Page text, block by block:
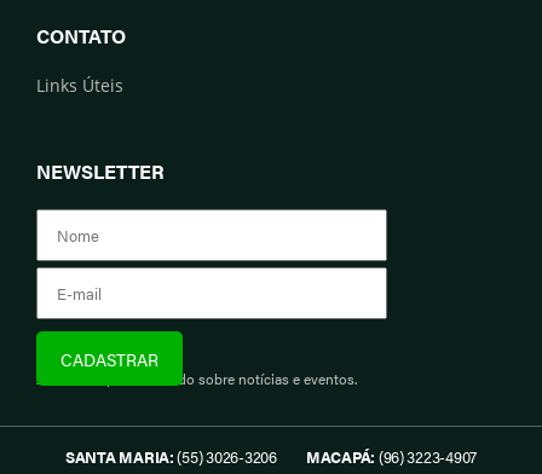
CONTATO
Links Úteis
NEWSLETTER
Assine e fique informado sobre notícias e eventos.
SANTA MARIA:(55) 3026-3206 MACAPÁ: (96) 3223-4907